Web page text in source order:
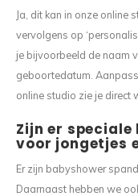
Ja, dit kan in onze online
vervolgens op
je bijvoorbeeld de naam
geboortedatum.
online studio zie je direct
Zijn er speciale
voor jongetjes
Er zijn babyshower
Daarnaast hebben we